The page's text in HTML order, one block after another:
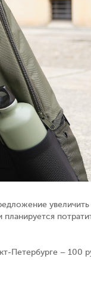
Петербурге – 100